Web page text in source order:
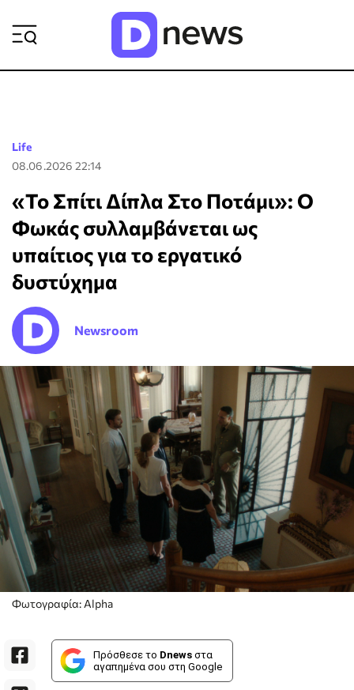
Life
08.06.2026 22:14
«Το Σπίτι Δίπλα Στο Ποτάμι»: Ο
Φωκάς συλλαμβάνεται ως
υπαίτιος για το εργατικό
δυστύχημα
Newsroom
Φωτογραφία: Alpha
Πρόσθεσε το Dnews στα
αγαπημένα σου στη Google